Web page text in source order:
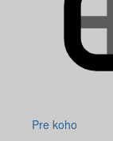
Pre koho